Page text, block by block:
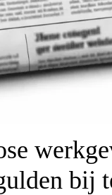
bij